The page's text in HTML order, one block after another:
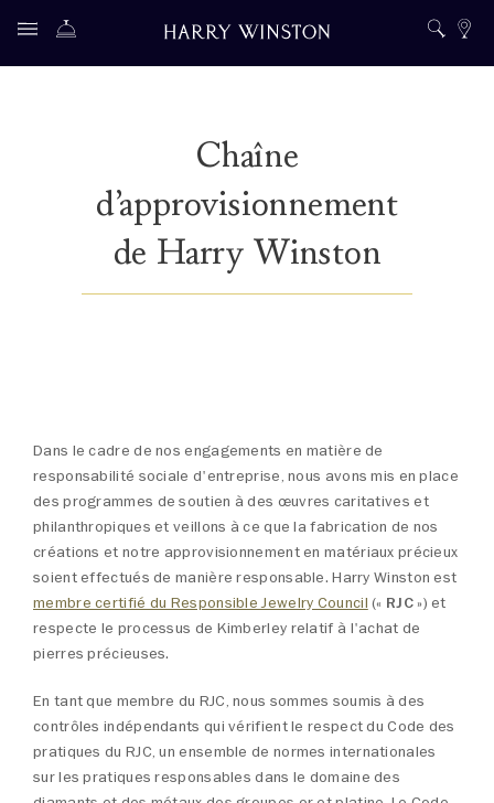
Chaîne
d’approvisionnement
de Harry Winston
Dans le cadre de nos engagements en matière de
responsabilité sociale d'entreprise, nous avons mis en place
des programmes de soutien à des œuvres caritatives et
philanthropiques et veillons à ce que la fabrication de nos
créations et notre approvisionnement en matériaux précieux
soient effectués de manière responsable. Harry Winston est
membre certifié du Responsible Jewelry Council (« RJC») et
respecte le processus de Kimberley relatif à l'achat de
pierres précieuses.
En tant que membre du RJC, nous sommes soumis à des
contrôles indépendants qui vérifient le respect du Code des
pratiques du RJC, un ensemble de normes internationales
sur les pratiques responsables dans le domaine des